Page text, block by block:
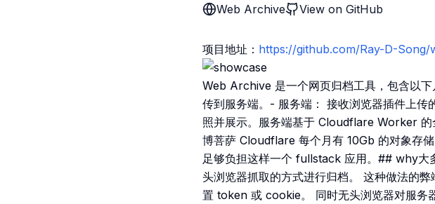
Web Archive View on GitHub
项目地址： https://github.com/Ray-D-
Web Archive 是一个网页归档工具，包含以
传到服务端。- 服务端： 接收浏览器插件上
照并展示。服务端基于 Cloudflare Worker 的
博菩萨 Cloudflare 每个月有 10Gb 的对象存
足够负担这样一个 fullstack 应用。## why大
头浏览器抓取的方式进行归档。 这种做法的
置 token 或 cookie。 同时无头浏览器对服务